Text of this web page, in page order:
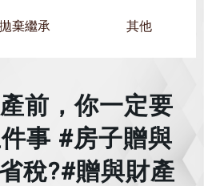
拋棄繼承 其他
前，你一定要
事 #房子贈與
稅?#贈與財產